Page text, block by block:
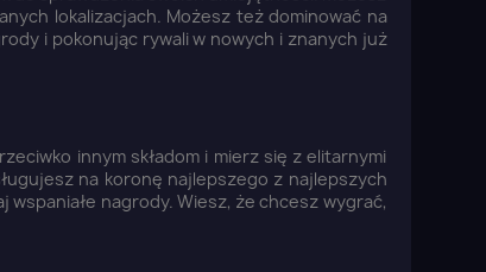
lokalizacjach. Możesz też dominować na
i pokonując rywali w nowych i znanych już
innym składom i mierz się z elitarnymi
na koronę najlepszego z najlepszych
nagrody. Wiesz, że chcesz wygrać,